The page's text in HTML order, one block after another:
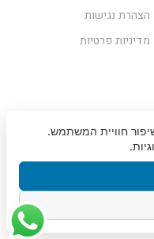
הצהרת נגישות
מדיניות פרטיות
מוזי
חוויית המשתמש.